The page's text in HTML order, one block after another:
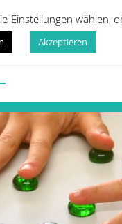
Erwachsene Infos
Einstellungen
Akzeptieren